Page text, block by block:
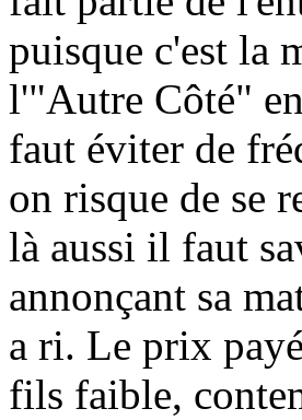
puisque c'est la
l'"Autre Côté"
faut éviter de
on risque de se
là aussi il faut
annonçant sa
a ri. Le prix
fils faible,